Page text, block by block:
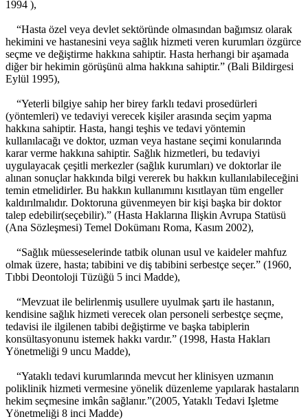
1994 ),
“Hasta özel veya devlet sektöründe olmasından bağımsız olarak
hekimini ve hastanesini veya sağlık hizmeti veren kurumları özgürce
seçme ve değiştirme hakkına sahiptir. Hasta herhangi bir aşamada
diğer bir hekimin görüşünü alma hakkına sahiptir.” (Bali Bildirgesi
Eylül 1995),
“Yeterli bilgiye sahip her birey farklı tedavi prosedürleri
(yöntemleri) ve tedaviyi verecek kişiler arasında seçim yapma
hakkına sahiptir. Hasta, hangi teşhis ve tedavi yöntemin
kullanılacağı ve doktor, uzman veya hastane seçimi konularında
karar verme hakkına sahiptir. Sağlık hizmetleri, bu tedaviyi
uygulayacak çeşitli merkezler (sağlık kurumları) ve doktorlar ile
alınan sonuçlar hakkında bilgi vererek bu hakkın kullanılabileceğini
temin etmelidirler. Bu hakkın kullanımını kısıtlayan tüm engeller
kaldırılmalıdır. Doktoruna güvenmeyen bir kişi başka bir doktor
talep edebilir(seçebilir).” (Hasta Haklarına Ilişkin Avrupa Statüsü
(Ana Sözleşmesi) Temel Dokümanı Roma, Kasım 2002),
“Sağlık müesseselerinde tatbik olunan usul ve kaideler mahfuz
olmak üzere, hasta; tabibini ve diş tabibini serbestçe seçer.” (1960,
Tıbbi Deontoloji Tüzüğü 5 inci Madde),
“Mevzuat ile belirlenmiş usullere uyulmak şartı ile hastanın,
kendisine sağlık hizmeti verecek olan personeli serbestçe seçme,
tedavisi ile ilgilenen tabibi değiştirme ve başka tabiplerin
konsültasyonunu istemek hakkı vardır.” (1998, Hasta Hakları
Yönetmeliği 9 uncu Madde),
“Yataklı tedavi kurumlarında mevcut her klinisyen uzmanın
poliklinik hizmeti vermesine yönelik düzenleme yapılarak hastaların
hekim seçmesine imkân sağlanır.”(2005, Yataklı Tedavi Işletme
Yönetmeliği 8 inci Madde)